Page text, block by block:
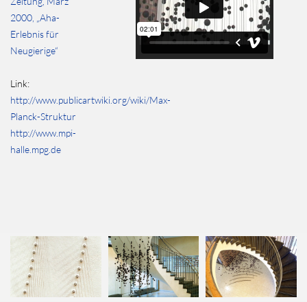
2000, „Aha-
Erlebnis für
Neugierige“
Link:
http://www.publicartwiki.org/wiki/Max-
Planck-Struktur
http://www.mpi-
halle.mpg.de